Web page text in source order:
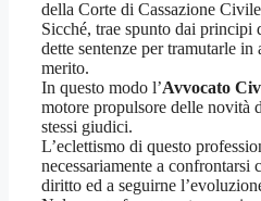
della Corte di Cassazione
Sicché, trae spunto dai
dette sentenze per tramutarle
merito.
In questo modo l’Avvocato
motore propulsore delle novità
stessi giudici.
L’eclettismo di questo
necessariamente a confrontarsi
diritto ed a seguirne